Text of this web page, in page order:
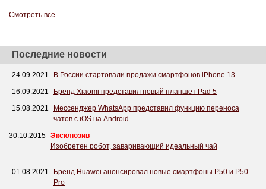
Смотреть все
Последние новости
24.09.2021
В России стартовали продажи смартфонов iPhone 13
16.09.2021
Бренд Xiaomi представил новый планшет Pad 5
15.08.2021
Мессенджер WhatsApp представил функцию переноса
чатов с iOS на Android
30.10.2015 Эксклюзив
Изобретен робот, заваривающий идеальный чай
01.08.2021
Бренд Huawei анонсировал новые смартфоны P50 и P50
Pro